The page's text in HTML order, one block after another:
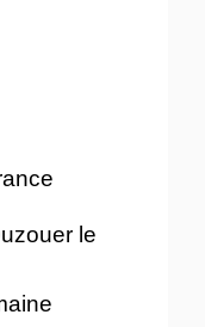
le